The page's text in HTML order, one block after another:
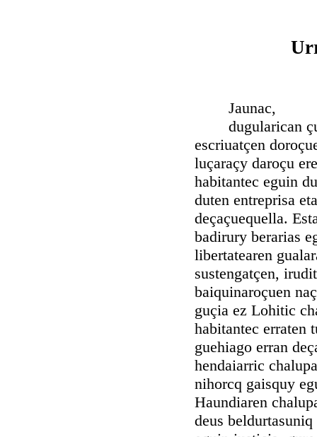
Jaunac,
dugularican
escriuatçen
luçaraçy daroçu
habitantec eguin
duten entreprisa
deçaçuequella.
badirury berarias
libertatearen
sustengatçen,
baiquinaroçuen
guçia ez Lohitic
habitantec erraten
guehiago erran
hendaiarric
nihorcq gaisquy
Haundiaren
deus